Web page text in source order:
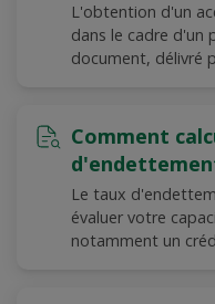
L'obtention d'un
dans le cadre d'un
document, délivré
Comment
Le taux
évaluer votre
notamment un